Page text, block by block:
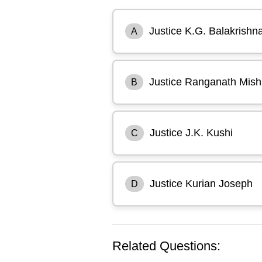
A Justice K.G.
B Justice Ranganath
C Justice J.K. Kushi
D Justice Kurian Joseph
Related Questions: